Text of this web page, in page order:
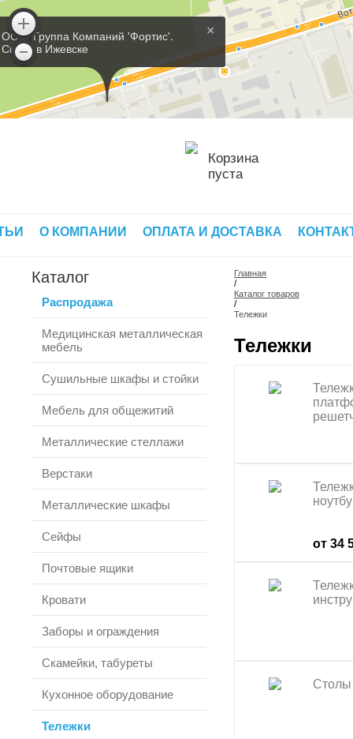
×
ООО 'Группа Компаний 'Фортис'.
Склад в Ижевске
Корзина
пуста
О КОМПАНИИ ОПЛАТА И ДОСТАВКА
Каталог
Распродажа
Медицинская металлическая
мебель
Сушильные шкафы и стойки
Мебель для общежитий
Металлические стеллажи
Верстаки
Металлические шкафы
Сейфы
Почтовые ящики
Кровати
Заборы и ограждения
Скамейки, табуреты
Кухонное оборудование
Тележки
Главная
/
Каталог товаров
/
Тележки
Тележки
от 34